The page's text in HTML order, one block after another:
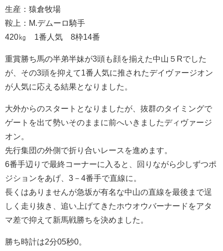
生産：猿倉牧場
鞍上：M.デムーロ騎手
420㎏ 1番人気 8枠14番
重賞勝ち馬の半弟半妹が3頭も顔を揃えた中山５Rでした
が、その3頭を抑えて1番人気に推されたデイヴァージオン
が人気に応える結果となりました。
大外からのスタートとなりましたが、抜群のタイミングで
ゲートを出て勢いそのままに前へいきましたディヴァージ
オン。
先行集団の外側で折り合いレースを進めます。
6番手辺りで最終コーナーに入ると、回りながら少しずつポ
ジションをあげ、3－4番手で直線に。
長くはありませんが急坂が有名な中山の直線を最後まで逞
しく走り抜き、追い上げてきたホウオウバーナードをアタ
マ差で抑えて新馬戦勝ちを決めました。
勝ち時計は2分05秒0。